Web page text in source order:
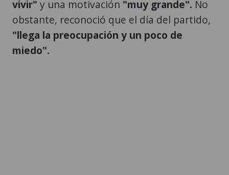
vivir" y una motivación "muy grande". No
obstante, reconoció que el día del partido,
"llega la preocupación y un poco de
miedo".